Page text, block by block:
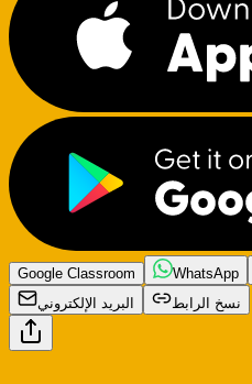
Google Classroom WhatsApp
البريد الإلكتروني
نسخ الرابط